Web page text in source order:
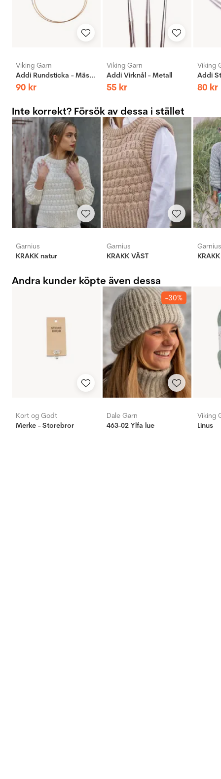
Viking Garn
Addi Rundsticka - Mässing
90 kr
Viking Garn
Addi Virknål - Metall
55 kr
Viking
80 kr
Inte korrekt? Försök av dessa i stället
Garnius
KRAKK natur
Garnius
KRAKK VÄST
Garnius
Andra kunder köpte även dessa
Kort og Godt
Merke - Storebror
-30%
Dale Garn
463-02 Ylfa lue
Viking
Linus